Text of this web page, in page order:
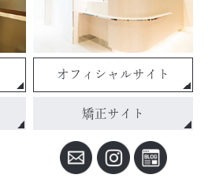
オフィシャルサイト
矯正サイト